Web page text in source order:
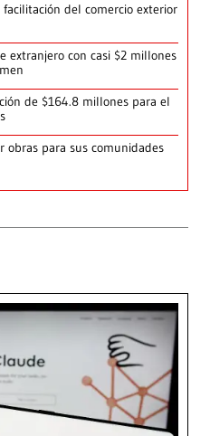
del comercio exterior
extranjero con casi $2 millones
de $164.8 millones para el
obras para sus comunidades